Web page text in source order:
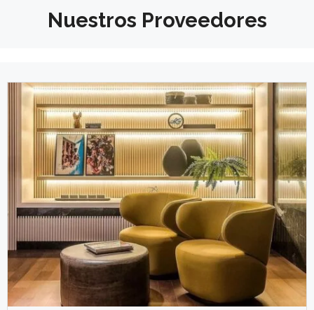
Nuestros Proveedores